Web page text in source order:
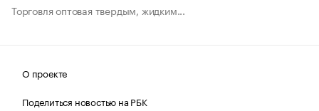
Торговля оптовая твердым, жидким...
О проекте
Поделиться новостью на РБК